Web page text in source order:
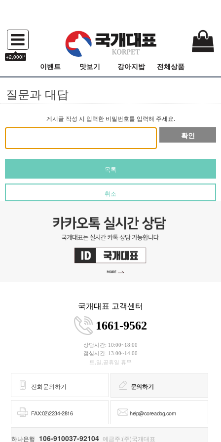
+2,000P
이벤트 맛보기 강아지밥 전체상품
질문과 대답
게시글 작성 시 입력한 비밀번호를 입력해 주세요.
확인
목록
취소
국개대표 고객센터
1661-9562
상담시간: 10:00~18:00
점심시간: 13:00~14:00
토,일,공휴일 휴무
전화문의하기 문의하기
FAX:02)2234-2816 help@coreadog.com
하나은행 106-910037-92104 예금주:(주)국개대표